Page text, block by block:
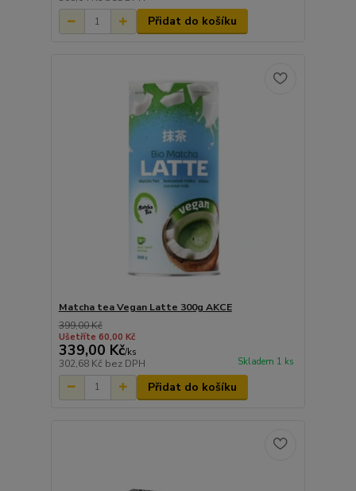
Přidat do košíku
Matcha tea Vegan Latte 300g AKCE
399,00 Kč
Ušetříte 60,00 Kč
339,00 Kč/ks
302,68 Kč bez DPH Skladem 1 ks
Přidat do košíku